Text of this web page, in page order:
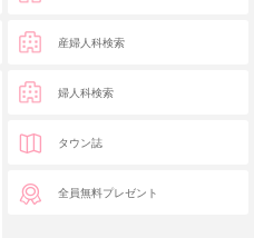
産婦人科検索
婦人科検索
タウン誌
全員無料プレゼント